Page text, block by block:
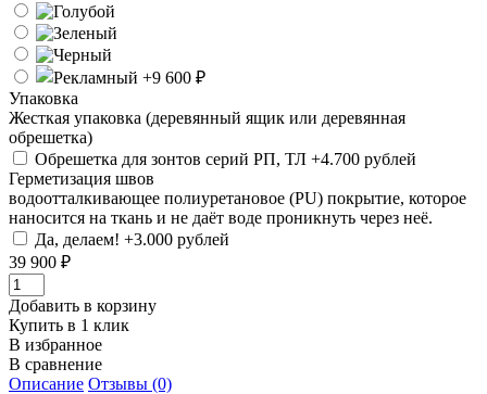
Упаковка
Жесткая упаковка (деревянный ящик или деревянная
обрешетка)
Обрешетка для зонтов серий РП, ТЛ +4.700 рублей
Герметизация швов
водоотталкивающее полиуретановое (PU) покрытие, которое
наносится на ткань и не даёт воде проникнуть через неё.
Да, делаем! +3.000 рублей
39 900 ₽
Добавить в корзину
Купить в 1 клик
В избранное
В сравнение
Описание Отзывы (0)